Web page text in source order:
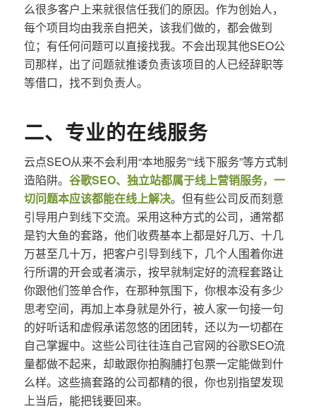
么很多客户上来就很信任我们的原因。作为创始人，
每个项目均由我亲自把关，该我们做的，都会做到
位；有任何问题可以直接找我。不会出现其他SEO公
司那样，出了问题就推诿负责该项目的人已经辞职等
等借口，找不到负责人。
二、专业的在线服务
云点SEO从来不会利用“本地服务”“线下服务”等方式制
造陷阱。 谷歌SEO、独立站都属于线上营销服务，一
切问题本应该都能在线上解决。但有些公司反而刻意
引导用户到线下交流。采用这种方式的公司，通常都
是钓大鱼的套路，他们收费基本上都是好几万、十几
万甚至几十万，把客户引导到线下，几个人围着你进
行所谓的开会或者演示，按早就制定好的流程套路让
你跟他们签单合作，在那种氛围下，你根本没有多少
思考空间，再加上本身就是外行，被人家一句接一句
的好听话和虚假承诺忽悠的团团转，还以为一切都在
自己掌握中。这些公司往往连自己官网的谷歌SEO流
量都做不起来，却敢跟你拍胸脯打包票一定能做到什
么样。这些搞套路的公司都精的很，你也别指望发现
上当后，能把钱要回来。